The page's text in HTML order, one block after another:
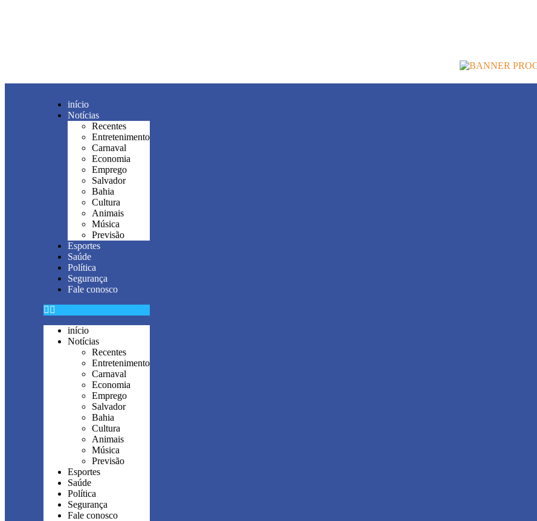
início
Notícias
Recentes
Entretenimento
Carnaval
Economia
Emprego
Salvador
Bahia
Cultura
Animais
Música
Previsão
Esportes
Saúde
Política
Segurança
Fale conosco
início
Notícias
Recentes
Entretenimento
Carnaval
Economia
Emprego
Salvador
Bahia
Cultura
Animais
Música
Previsão
Esportes
Saúde
Política
Segurança
Fale conosco